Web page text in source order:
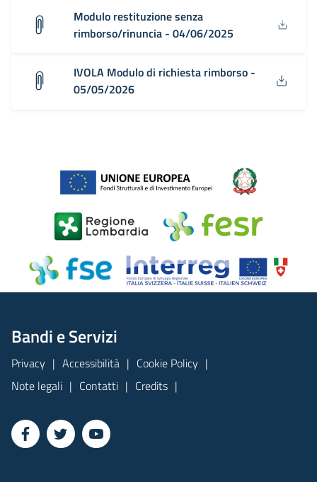
Modulo restituzione senza
rimborso/rinuncia - 04/06/2025
IVOLA Modulo di richiesta rimborso -
05/05/2026
Bandi e Servizi
Privacy Accessibilità
Cookie Policy
Note legali
Contatti Credits